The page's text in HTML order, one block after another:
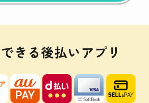
きる後払いアプリ